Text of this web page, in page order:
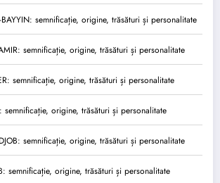
BAYYIN: semnificație, origine, trăsături și personalitate
semnificație, origine, trăsături și personalitate
semnificație, origine, trăsături și personalitate
semnificație, origine, trăsături și personalitate
semnificație, origine, trăsături și personalitate
semnificație, origine, trăsături și personalitate